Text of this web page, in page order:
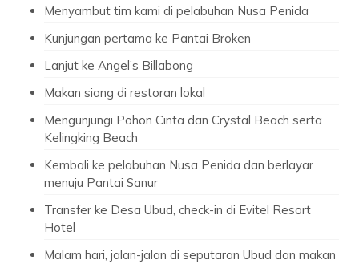
Menyambut tim kami di pelabuhan Nusa Penida
Kunjungan pertama ke Pantai Broken
Lanjut ke Angel’s Billabong
Makan siang di restoran lokal
Mengunjungi Pohon Cinta dan Crystal Beach serta
Kelingking Beach
Kembali ke pelabuhan Nusa Penida dan berlayar
menuju Pantai Sanur
Transfer ke Desa Ubud, check-in di Evitel Resort
Hotel
Malam hari, jalan-jalan di seputaran Ubud dan makan